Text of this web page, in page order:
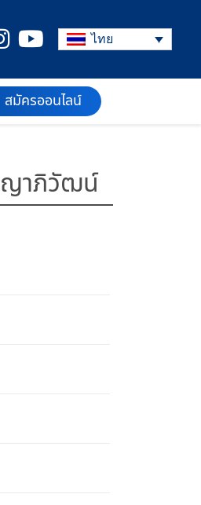
ไทย
สมัครออนไลน์
ญาภิวัฒน์